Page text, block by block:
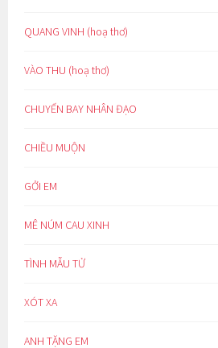
QUANG VINH (hoạ thơ)
VÀO THU (hoạ thơ)
CHUYẾN BAY NHÂN ĐẠO
CHIỀU MUỘN
GỞI EM
MÊ NÚM CAU XINH
TÌNH MẪU TỬ
XÓT XA
ANH TẶNG EM